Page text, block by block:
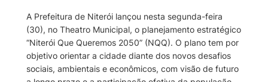
A Prefeitura de Niterói lançou nesta segunda-feira
(30), no Theatro Municipal, o planejamento estratégico
“Niterói Que Queremos 2050” (NQQ). O plano tem por
objetivo orientar a cidade diante dos novos desafios
sociais, ambientais e econômicos, com visão de futuro